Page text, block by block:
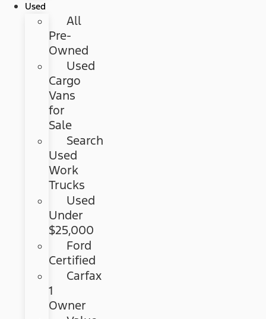
Used
All
Pre-
Owned
Used
Cargo
Vans
for
Sale
Search
Used
Work
Trucks
Used
Under
$25,000
Ford
Certified
Carfax
1
Owner